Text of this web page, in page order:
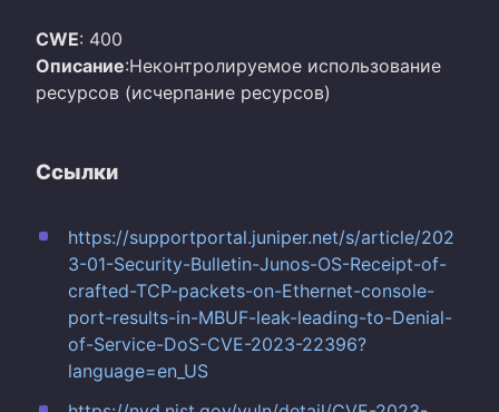
CWE: 400
Описание:Неконтролируемое использование
ресурсов (исчерпание ресурсов)
Ссылки
https://supportportal.juniper.net/s/article/202
3-01-Security-Bulletin-Junos-OS-Receipt-of-
crafted-TCP-packets-on-Ethernet-console-
port-results-in-MBUF-leak-leading-to-Denial-
of-Service-DoS-CVE-2023-22396?
language=en_US